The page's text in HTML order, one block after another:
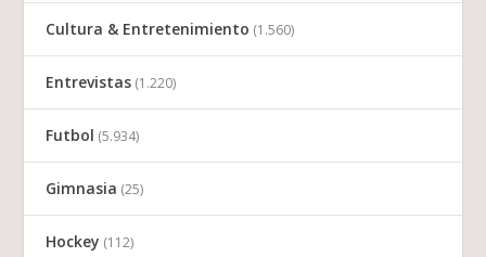
Cultura & Entretenimiento (1.560)
Entrevistas (1.220)
Futbol (5.934)
Gimnasia (25)
Hockey (112)